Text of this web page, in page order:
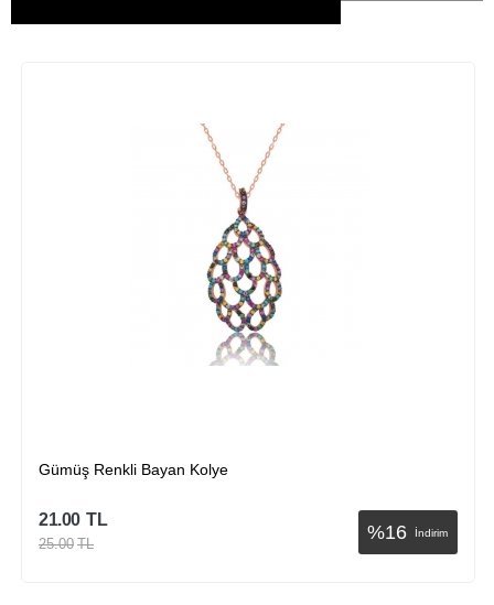
Gümüş Renkli Bayan Kolye
%16 İndirim
21.00 TL
25.00 TL